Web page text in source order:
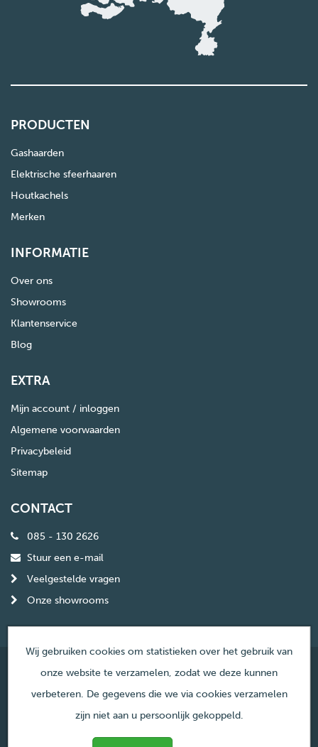
PRODUCTEN
Gashaarden
Elektrische sfeerhaaren
Houtkachels
Merken
INFORMATIE
Over ons
Showrooms
Klantenservice
Blog
EXTRA
Mijn account / inloggen
Algemene voorwaarden
Privacybeleid
Sitemap
CONTACT
085 - 130 2626
Stuur een e-mail
Veelgestelde vragen
Onze showrooms
© Copyright Haardencentrum Nederland
Wij gebruiken cookies om statistieken over het gebruik van
onze website te verzamelen, zodat we deze kunnen
verbeteren. De gegevens die we via cookies verzamelen
zijn niet aan u persoonlijk gekoppeld.